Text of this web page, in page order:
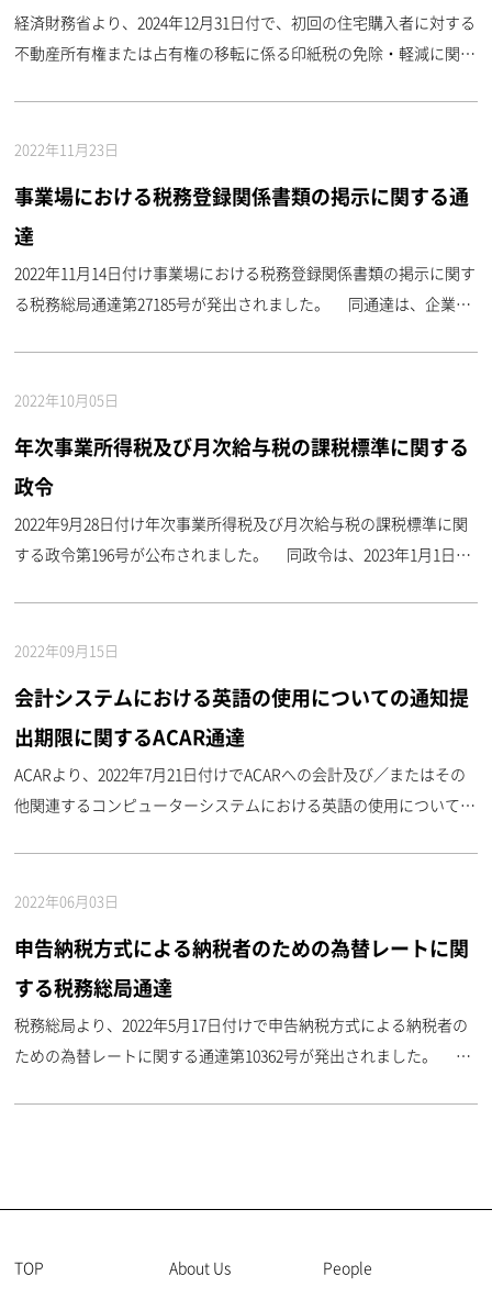
経済財務省より、2024年12月31日付で、初回の住宅購入者に対する
不動産所有権または占有権の移転に係る印紙税の免除・軽減に関す
2022年11月23日
事業場における税務登録関係書類の掲示に関する通
達
2022年11月14日付け事業場における税務登録関係書類の掲示に関す
る税務総局通達第27185号が発出されました。 同通達は、企業の
2022年10月05日
年次事業所得税及び月次給与税の課税標準に関する
政令
2022年9月28日付け年次事業所得税及び月次給与税の課税標準に関
する政令第196号が公布されました。 同政令は、2023年1月1日以
2022年09月15日
会計システムにおける英語の使用についての通知提
出期限に関するACAR通達
ACARより、2022年7月21日付けでACARへの会計及び／またはその
他関連するコンピューターシステムにおける英語の使用についての
2022年06月03日
申告納税方式による納税者のための為替レートに関
する税務総局通達
税務総局より、2022年5月17日付けで申告納税方式による納税者の
ための為替レートに関する通達第10362号が発出されました。 同
TOP About Us People